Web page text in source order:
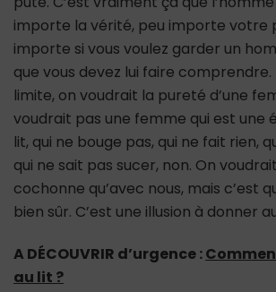
importe la vérité, peu importe votre
importe si vous voulez garder un
que vous devez lui faire comprendre.
limite, on voudrait la pureté d’une
voudrait pas une femme qui est une
lit, qui ne bouge pas, qui ne fait rien,
qui ne sait pas sucer, non. On
cochonne qu’avec nous, mais c’est
bien sûr. C’est une illusion à donner
A DÉCOUVRIR d’urgence :
au lit ?